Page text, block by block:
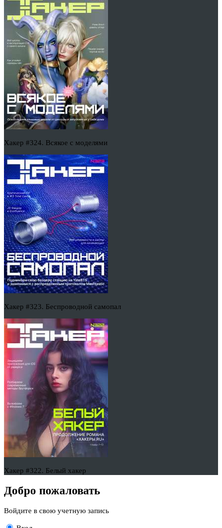
Хакер #324. Всякое с моделями
Хакер #323. Беспроводной самопал
Хакер #322. Белый хакер
Добро пожаловать
Войдите в свою учетную запись